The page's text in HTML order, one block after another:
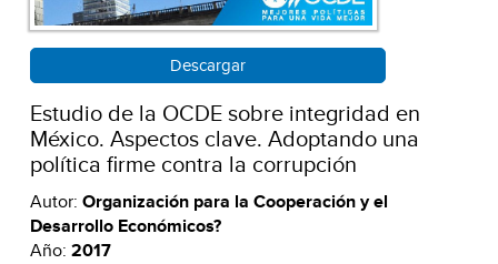
Descargar
Estudio de la OCDE sobre integridad en
México. Aspectos clave. Adoptando una
política firme contra la corrupción
Autor: Organización para la Cooperación y el
Desarrollo Económicos?
Año: 2017